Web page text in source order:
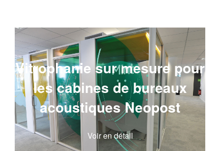
Vitrophanie sur mesure pour
les cabines de bureaux
acoustiques Neopost
Voir en détail